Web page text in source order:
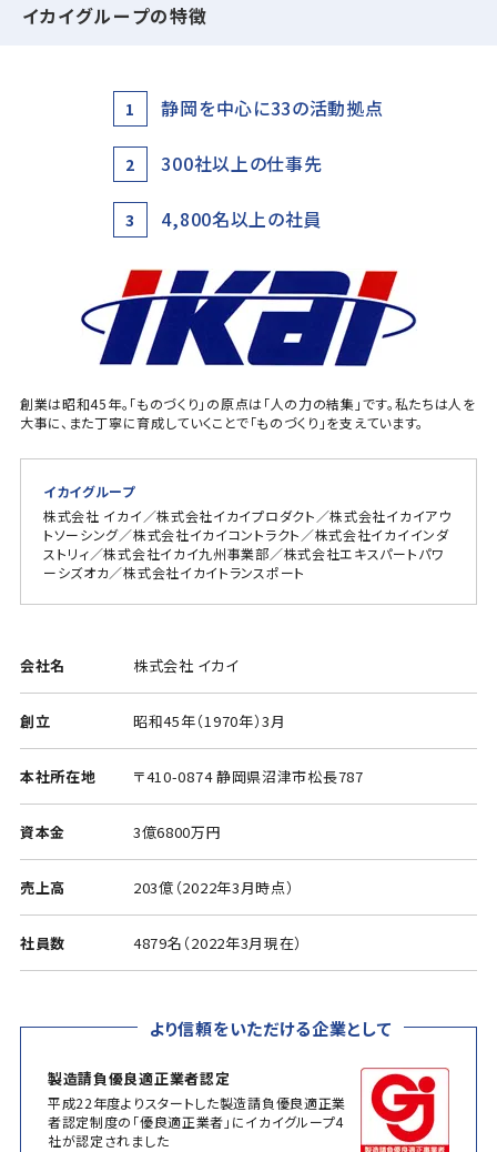
イカイグループの特徴
1 静岡を中心に33の活動拠点
2 300社以上の仕事先
3 4,800名以上の社員
創業は昭和45年。「ものづくり」の原点は「人の力の結集」です。私たちは人を
大事に、また丁寧に育成していくことで「ものづくり」を支えています。
イカイグループ
株式会社 イカイ／株式会社イカイプロダクト／株式会社イカイアウ
トソーシング／株式会社イカイコントラクト／株式会社イカイインダ
ストリィ／株式会社イカイ九州事業部／株式会社エキスパートパワ
ーシズオカ／株式会社イカイトランスポート
会社名 株式会社 イカイ
創立 昭和45年（1970年）3月
本社所在地 〒410-0874 静岡県沼津市松長787
資本金 3億6800万円
売上高 203億（2022年3月時点）
社員数 4879名（2022年3月現在）
より信頼をいただける企業として
製造請負優良適正業者認定
平成22年度よりスタートした製造請負優良適正業
者認定制度の「優良適正業者」にイカイグループ4
社が認定されました